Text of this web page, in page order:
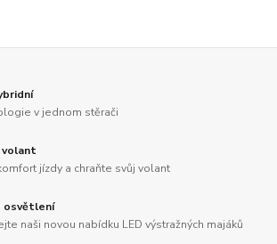
v jednom stěrači
volant
jízdy a chraňte svůj volant
osvětlení
naši novou nabídku LED výstražných majáků